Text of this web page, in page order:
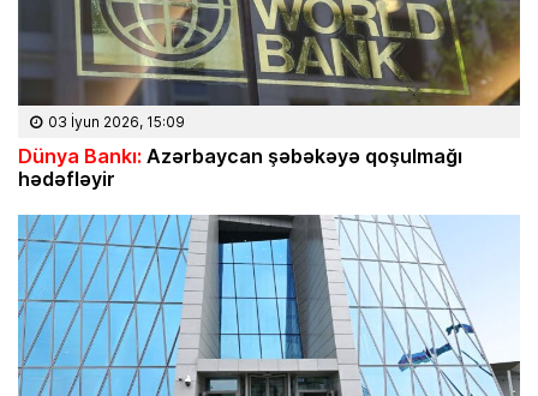
03 İyun 2026, 15:09
Dünya Bankı: Azərbaycan şəbəkəyə qoşulmağı
hədəfləyir